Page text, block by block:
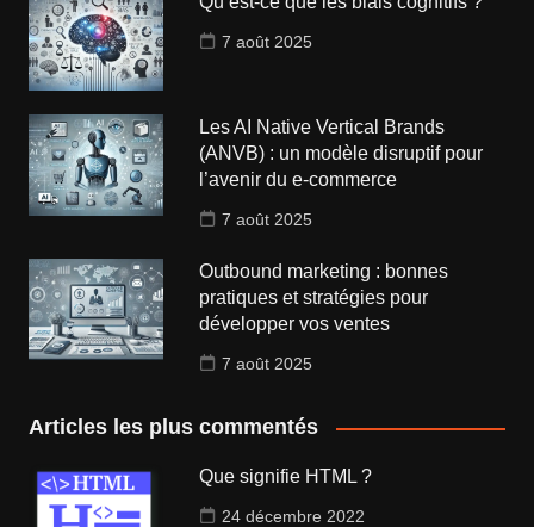
7 août 2025
Les AI Native Vertical Brands
(ANVB) : un modèle disruptif pour
l’avenir du e-commerce
7 août 2025
Outbound marketing : bonnes
pratiques et stratégies pour
développer vos ventes
7 août 2025
Articles les plus commentés
Que signifie HTML ?
24 décembre 2022